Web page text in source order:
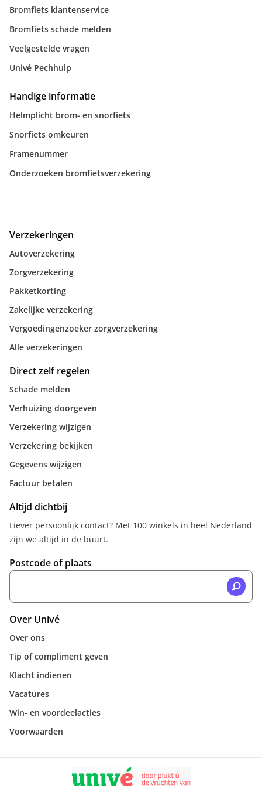
Bromfiets klantenservice
Bromfiets schade melden
Veelgestelde vragen
Univé Pechhulp
Handige informatie
Helmplicht brom- en snorfiets
Snorfiets omkeuren
Framenummer
Onderzoeken bromfietsverzekering
Verzekeringen
Autoverzekering
Zorgverzekering
Pakketkorting
Zakelijke verzekering
Vergoedingenzoeker zorgverzekering
Alle verzekeringen
Direct zelf regelen
Schade melden
Verhuizing doorgeven
Verzekering wijzigen
Verzekering bekijken
Gegevens wijzigen
Factuur betalen
Altijd dichtbij
Liever persoonlijk contact? Met 100 winkels in heel Nederland
zijn we altijd in de buurt.
Postcode of plaats
Over Univé
Over ons
Tip of compliment geven
Klacht indienen
Vacatures
Win- en voordeelacties
Voorwaarden